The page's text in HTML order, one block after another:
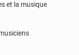
et la musique